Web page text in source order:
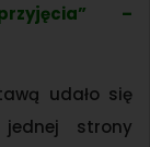
–
udało się
strony